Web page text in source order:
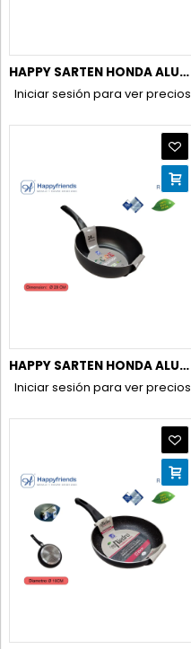
HAPPY SARTEN HONDA ALUM.INDUC. 24CM
Iniciar sesión para ver precios
HAPPY SARTEN HONDA ALUM.INDUC. 28CM
Iniciar sesión para ver precios